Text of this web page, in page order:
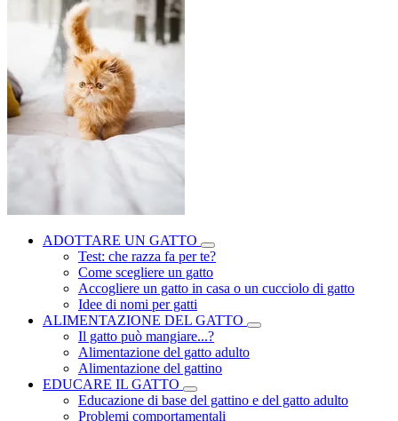
ADOTTARE UN GATTO
Test: che razza fa per te?
Come scegliere un gatto
Accogliere un gatto in casa o un cucciolo di gatto
Idee di nomi per gatti
ALIMENTAZIONE DEL GATTO
Il gatto può mangiare...?
Alimentazione del gatto adulto
Alimentazione del gattino
EDUCARE IL GATTO
Educazione di base del gattino e del gatto adulto
Problemi comportamentali